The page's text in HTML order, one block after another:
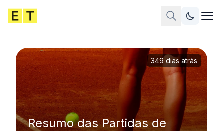
Resumo das Partidas de
349 dias atrás